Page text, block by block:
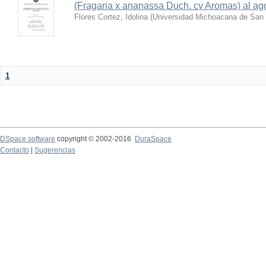
(Fragaria x ananassa Duch. cv Aromas) al
Flores Cortez, Idolina (Universidad Michoacana de
1
DSpace software copyright © 2002-2016
DuraSpace
Contacto
Sugerencias